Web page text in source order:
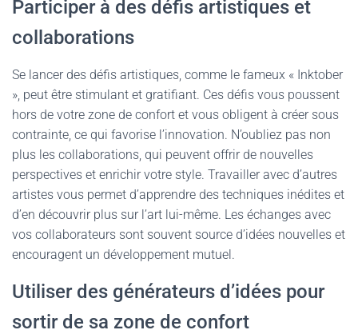
Participer à des défis artistiques et
collaborations
Se lancer des défis artistiques, comme le fameux « Inktober
», peut être stimulant et gratifiant. Ces défis vous poussent
hors de votre zone de confort et vous obligent à créer sous
contrainte, ce qui favorise l’innovation. N’oubliez pas non
plus les collaborations, qui peuvent offrir de nouvelles
perspectives et enrichir votre style. Travailler avec d’autres
artistes vous permet d’apprendre des techniques inédites et
d’en découvrir plus sur l’art lui-même. Les échanges avec
vos collaborateurs sont souvent source d’idées nouvelles et
encouragent un développement mutuel.
Utiliser des générateurs d’idées pour
sortir de sa zone de confort